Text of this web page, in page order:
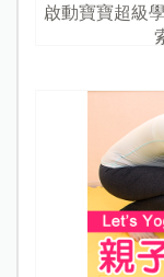
啟動寶寶超級